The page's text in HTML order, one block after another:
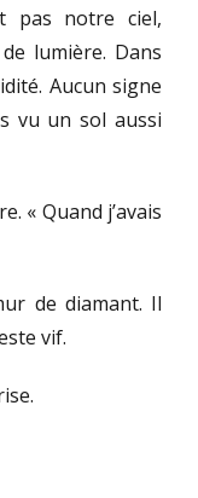
pas notre ciel,
lumière. Dans
Aucun signe
vu un sol aussi
« Quand j’avais
de diamant. Il
vif.